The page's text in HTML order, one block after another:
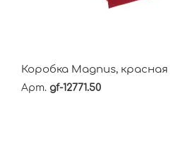
Коробка Magnus, красная
Арт. gf-12771.50